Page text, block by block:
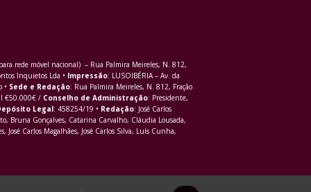
rede móvel nacional) – Rua Palmira Meireles, N. 812,
Inquietos Lda • Impressão: LUSOIBÉRIA – Av. da
• Sede e Redação: Rua Palmira Meireles, N. 812, Fração
€50.000€ / Conselho de Administração: Presidente,
Legal: 458254/19 • Redação: José Carlos
Bruna Gonçalves, Catarina Carvalho, Cláudia Lousada,
Carlos Magalhães, José Carlos Silva, Luís Cunha,